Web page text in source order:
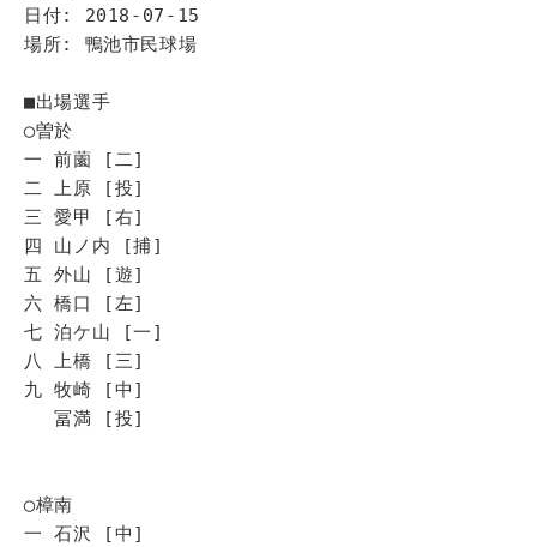
日付: 2018-07-15
場所: 鴨池市民球場
■出場選手
◯曽於
一 前薗 [二]
二 上原 [投]
三 愛甲 [右]
四 山ノ内 [捕]
五 外山 [遊]
六 橋口 [左]
七 泊ケ山 [一]
八 上橋 [三]
九 牧崎 [中]
冨満 [投]
◯樟南
一 石沢 [中]